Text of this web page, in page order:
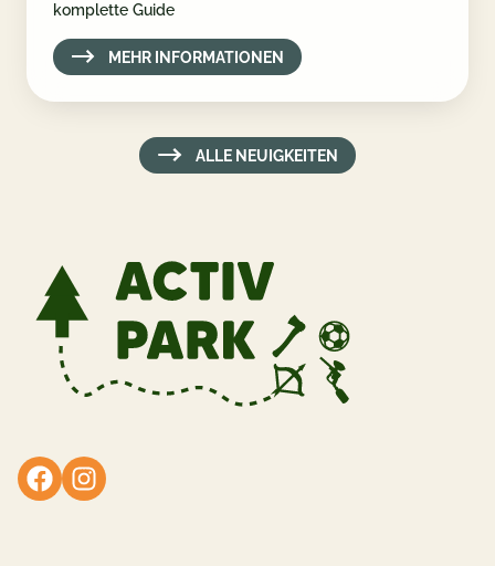
komplette Guide
MEHR INFORMATIONEN
ALLE NEUIGKEITEN